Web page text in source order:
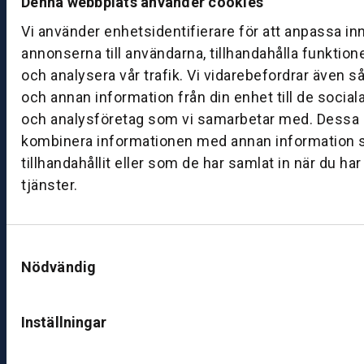
Vi använder enhetsidentifierare för att anpassa
annonserna till användarna, tillhandahålla
och analysera vår trafik. Vi vidarebefordrar även
och annan information från din enhet till de
och analysföretag som vi samarbetar med. Dessa
kombinera informationen med annan information
tillhandahållit eller som de har samlat in när du
tjänster.
Nödvändig
Inställningar
a
g:
0
0
–
1
7:
0
ut